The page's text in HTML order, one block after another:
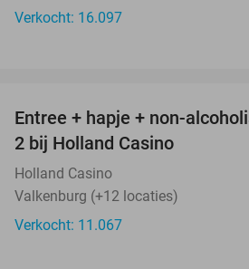
Verkocht: 16.097
Entree + hapje + non-
2 bij Holland Casino
Holland Casino
Valkenburg (+12 locaties)
Verkocht: 11.067